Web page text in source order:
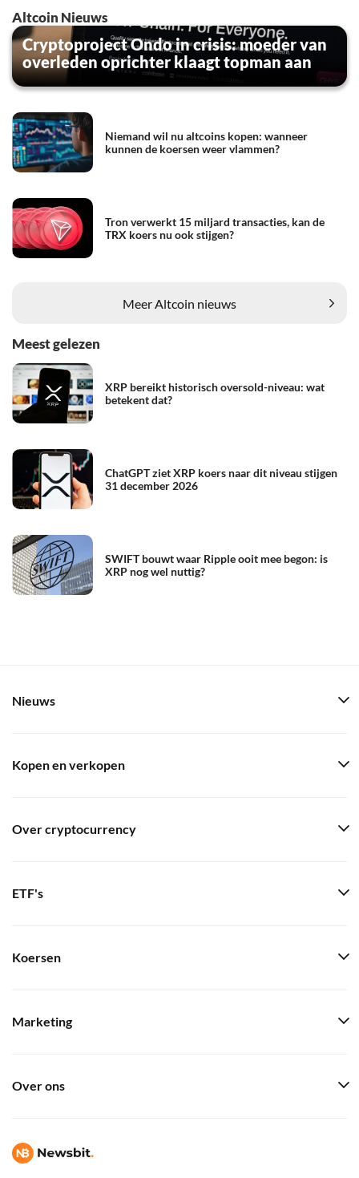
Altcoin Nieuws
Cryptoproject Ondo in crisis: moeder van
overleden oprichter klaagt topman aan
Niemand wil nu altcoins kopen: wanneer
kunnen de koersen weer vlammen?
Tron verwerkt 15 miljard transacties, kan de
TRX koers nu ook stijgen?
Meer Altcoin nieuws
Meest gelezen
XRP bereikt historisch oversold-niveau: wat
betekent dat?
ChatGPT ziet XRP koers naar dit niveau stijgen
31 december 2026
SWIFT bouwt waar Ripple ooit mee begon: is
XRP nog wel nuttig?
Nieuws
Kopen en verkopen
Over cryptocurrency
ETF's
Koersen
Marketing
Over ons